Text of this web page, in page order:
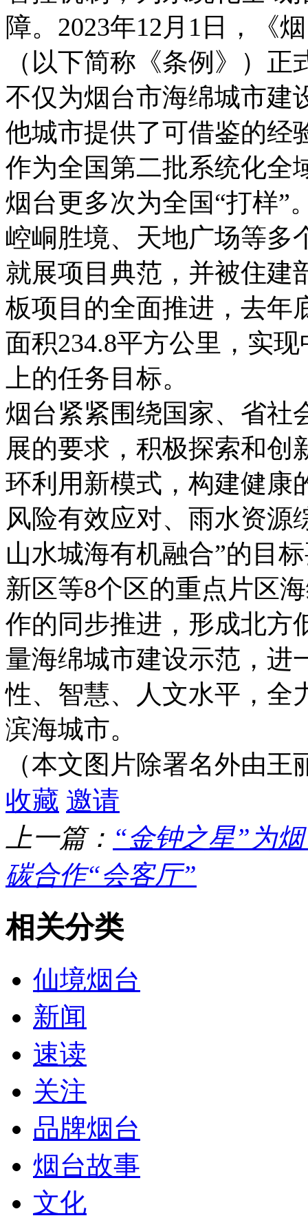
障。2023年12月1日，《
（以下简称《条例》）
不仅为烟台市海绵城市建
他城市提供了可借鉴的经
作为全国第二批系统化全
烟台更多次为全国“打样”
崆峒胜境、天地广场等多
就展项目典范，并被住建
板项目的全面推进，去年
面积234.8平方公里，实
上的任务目标。
烟台紧紧围绕国家、省社
展的要求，积极探索和创
环利用新模式，构建健康
风险有效应对、雨水资源
山水城海有机融合”的目
新区等8个区的重点片区
作的同步推进，形成北方
量海绵城市建设示范，进
性、智慧、人文水平，全
滨海城市。
（本文图片除署名外由
收藏 邀请
上一篇： “金钟之星”为
碳合作“会客厅”
相关分类
仙境烟台
新闻
速读
关注
品牌烟台
烟台故事
文化